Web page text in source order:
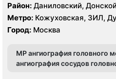
Район: Даниловский,
Нагатино-Садовники,
Метро: Кожуховская, ЗИЛ,
Нагатинская, Технопарк,
Город: Москва
МР ангиография головного
ангиография сосудов